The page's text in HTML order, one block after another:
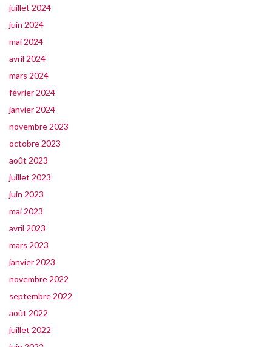
juillet 2024
juin 2024
mai 2024
avril 2024
mars 2024
février 2024
janvier 2024
novembre 2023
octobre 2023
août 2023
juillet 2023
juin 2023
mai 2023
avril 2023
mars 2023
janvier 2023
novembre 2022
septembre 2022
août 2022
juillet 2022